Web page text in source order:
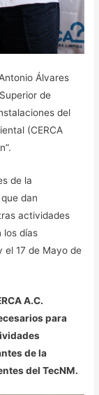
Álvares
de
del
(CERCA
de la
dan
actividades
los días
el 17 de Mayo de
A.C.
para
de la
del TecNM.